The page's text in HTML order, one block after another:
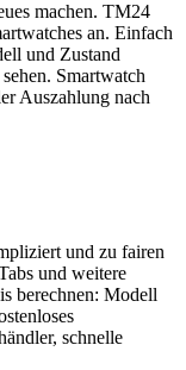
machen. TM24
an. Einfach
und Zustand
Smartwatch
Auszahlung nach
und zu fairen
und weitere
berechnen: Modell
schnelle